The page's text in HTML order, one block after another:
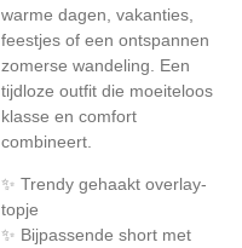
warme dagen, vakanties,
feestjes of een ontspannen
zomerse wandeling. Een
tijdloze outfit die moeiteloos
klasse en comfort
combineert.
✨ Trendy gehaakt overlay-
topje
✨ Bijpassende short met